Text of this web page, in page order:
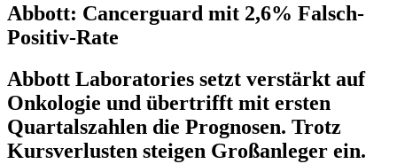
Abbott: Cancerguard mit 2,6% Falsch-
Positiv-Rate
Abbott Laboratories setzt verstärkt auf
Onkologie und übertrifft mit ersten
Quartalszahlen die Prognosen. Trotz
Kursverlusten steigen Großanleger ein.